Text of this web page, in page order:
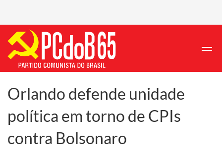
Orlando defende unidade
política em torno de CPIs
contra Bolsonaro